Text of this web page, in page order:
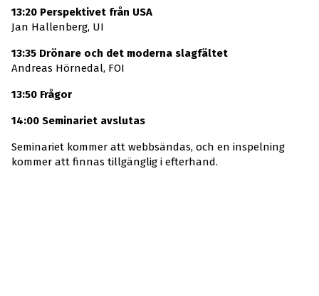
13:20 Perspektivet från USA
Jan Hallenberg, UI
13:35 Drönare och det moderna slagfältet
Andreas Hörnedal, FOI
13:50 Frågor
14:00 Seminariet avslutas
Seminariet kommer att webbsändas, och en inspelning
kommer att finnas tillgänglig i efterhand.